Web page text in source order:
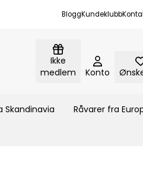
BloggKundeklubb
Ikke
medlem
Konto
Skandinavia Råvarer fra